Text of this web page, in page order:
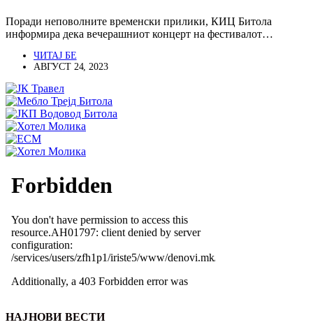
Поради неповолните временски прилики, КИЦ Битола
информира дека вечерашниот концерт на фестивалот…
ЧИТАЈ БЕ
АВГУСТ 24, 2023
НАЈНОВИ ВЕСТИ